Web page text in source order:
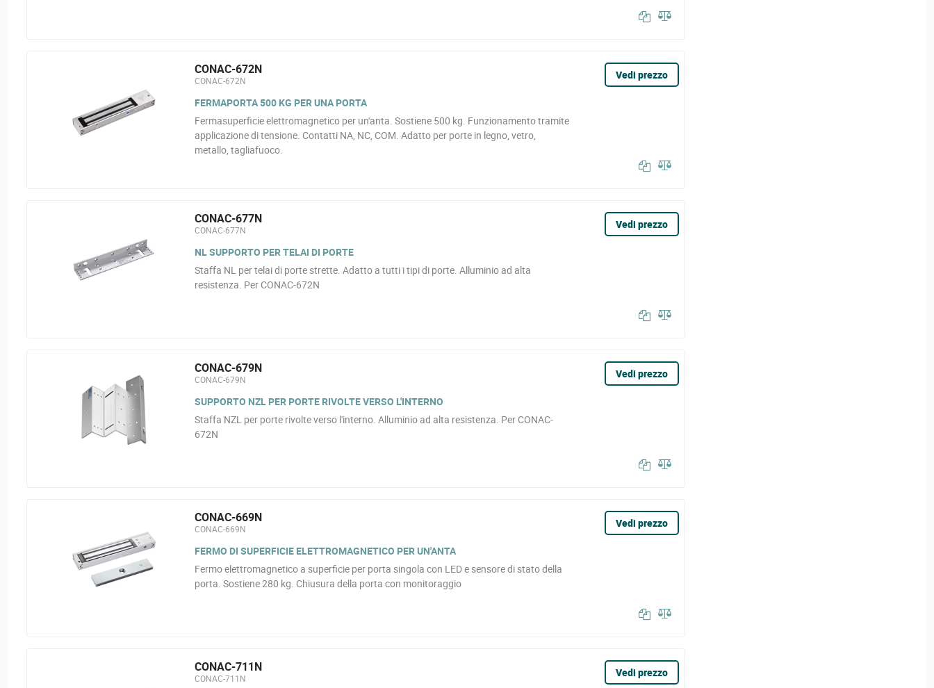
CONAC-672N
CONAC-672N
FERMAPORTA 500 KG PER UNA PORTA
Fermasuperficie elettromagnetico per un'anta. Sostiene 500 kg. Funzionamento tramite
applicazione di tensione. Contatti NA, NC, COM. Adatto per porte in legno, vetro,
metallo, tagliafuoco.
Vedi prezzo
CONAC-677N
CONAC-677N
NL SUPPORTO PER TELAI DI PORTE
Staffa NL per telai di porte strette. Adatto a tutti i tipi di porte. Alluminio ad alta
resistenza. Per CONAC-672N
Vedi prezzo
CONAC-679N
CONAC-679N
SUPPORTO NZL PER PORTE RIVOLTE VERSO L'INTERNO
Staffa NZL per porte rivolte verso l'interno. Alluminio ad alta resistenza. Per CONAC-
672N
Vedi prezzo
CONAC-669N
CONAC-669N
FERMO DI SUPERFICIE ELETTROMAGNETICO PER UN'ANTA
Fermo elettromagnetico a superficie per porta singola con LED e sensore di stato della
porta. Sostiene 280 kg. Chiusura della porta con monitoraggio
Vedi prezzo
CONAC-711N
CONAC-711N Vedi prezzo